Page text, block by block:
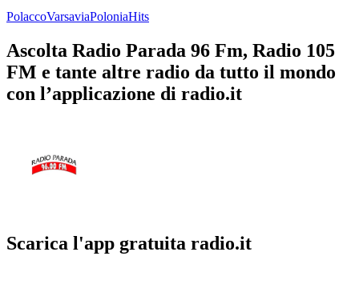
PolaccoVarsaviaPoloniaHits
Ascolta Radio Parada 96 Fm, Radio 105
FM e tante altre radio da tutto il mondo
con l’applicazione di radio.it
Scarica l'app gratuita radio.it